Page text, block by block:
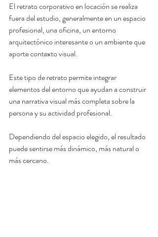
El retrato corporativo en locación se realiza
fuera del estudio, generalmente en un espacio
profesional, una oficina, un entorno
arquitectónico interesante o un ambiente que
aporte contexto visual.
Este tipo de retrato permite integrar
elementos del entorno que ayudan a construir
una narrativa visual más completa sobre la
persona y su actividad profesional.
Dependiendo del espacio elegido, el resultado
puede sentirse más dinámico, más natural o
más cercano.